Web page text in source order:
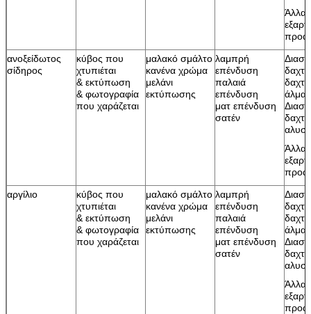
Άλλα
ανοξείδωτος
σίδηρος
κύβος που
χτυπιέται
& εκτύπωση
& φωτογραφία
που χαράζεται
μαλακό σμάλτο
κανένα χρώμα
μελάνι
εκτύπωσης
λαμπρή
επένδυση
παλαιά
επένδυση
ματ επένδυση
σατέν
Άλλα
αργίλιο
κύβος που
χτυπιέται
& εκτύπωση
& φωτογραφία
που χαράζεται
μαλακό σμάλτο
κανένα χρώμα
μελάνι
εκτύπωσης
λαμπρή
επένδυση
παλαιά
επένδυση
ματ επένδυση
σατέν
Άλλα